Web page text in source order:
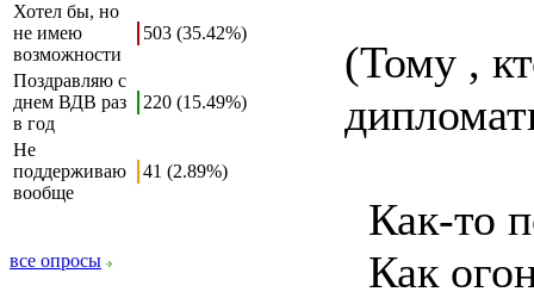
Хотел бы, но
не имею
возможности
503 (35.42%)
Поздравляю с
днем ВДВ раз
в год
220 (15.49%)
Не
поддерживаю
вообще
41 (2.89%)
все опросы
(Тому ,
Как-то
Как